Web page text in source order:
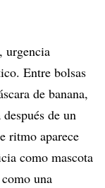
urgencia
Entre bolsas
de banana,
de un
ritmo aparece
como mascota
una